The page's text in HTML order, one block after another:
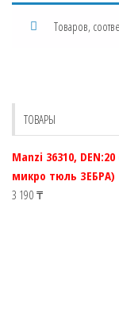
Товаров,
ТОВАРЫ
Manzi 36310,
микро тюль ЗЕБРА)
3 190 ₸